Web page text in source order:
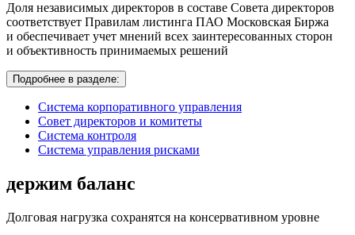
Доля независимых директоров в составе Совета директоров
соответствует Правилам листинга ПАО Московская Биржа
и обеспечивает учет мнений всех заинтересованных сторон
и объективность принимаемых решений
Подробнее в разделе:
Система корпоративного управления
Совет директоров и комитеты
Система контроля
Система управления рисками
держим баланс
Долговая нагрузка сохранятся на консервативном уровне